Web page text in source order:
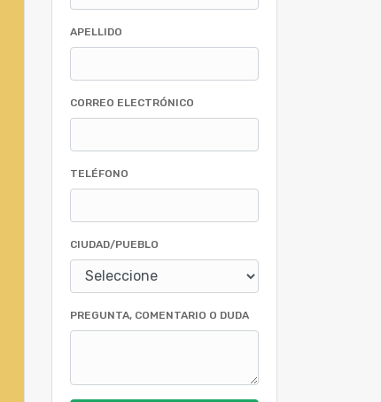
APELLIDO
CORREO ELECTRÓNICO
TELÉFONO
CIUDAD/PUEBLO
PREGUNTA, COMENTARIO O DUDA